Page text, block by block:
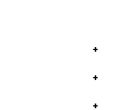
+
+
+